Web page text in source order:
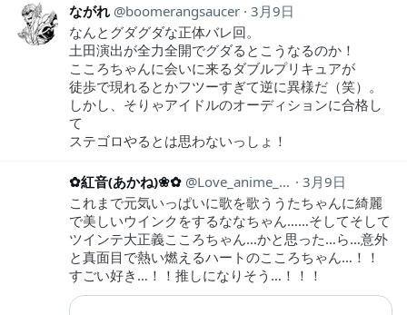
ながれ boomerangsaucer 3月9日
なんとグダグダな正体バレ回。
土田演出が全力全開でグダるとこうなるのか！
こころちゃんに会いに来るダブルプリキュアが
徒歩で現れるとかフツーすぎて逆に異様だ（笑）。
しかし、そりゃアイドルのオーディションに合格し
て
ステゴロやるとは思わないっしょ！
✿紅音(あかね)❀✿ Love_anime_aka2
3月9日
これまで元気いっぱいに歌を歌ううたちゃんに綺麗
で美しいウインクをするななちゃん……そしてそして
ツインテ大正義こころちゃん…かと思った…ら…意外
と真面目で熱い燃えるハートのこころちゃん…！！
すごい好き…！！推しになりそう…！！！